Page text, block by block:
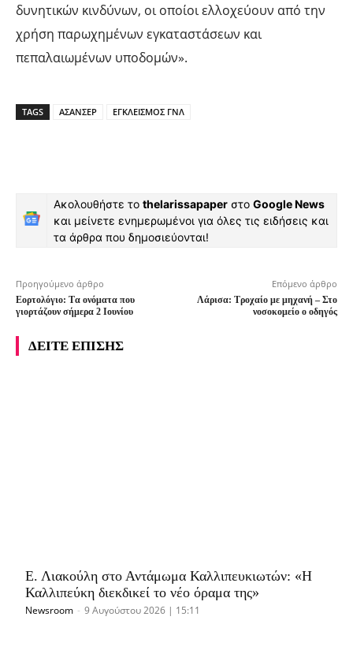
δυνητικών κινδύνων, οι οποίοι ελλοχεύουν από την
χρήση παρωχημένων εγκαταστάσεων και
πεπαλαιωμένων υποδομών».
TAGS ΑΣΑΝΣΕΡ ΕΓΚΛΕΙΣΜΟΣ ΓΝΛ
Ακολουθήστε το thelarissapaper στο Google News
και μείνετε ενημερωμένοι για όλες τις ειδήσεις και
τα άρθρα που δημοσιεύονται!
Προηγούμενο άρθρο
Εορτολόγιο: Tα ονόματα που
γιορτάζουν σήμερα 2 Ιουνίου
Επόμενο άρθρο
Λάρισα: Τροχαίο με μηχανή – Στο
νοσοκομείο ο οδηγός
ΔΕΙΤΕ ΕΠΙΣΗΣ
Ε. Λιακούλη στο Αντάμωμα Καλλιπευκιωτών: «Η
Καλλιπεύκη διεκδικεί το νέο όραμα της»
Newsroom - 9 Αυγούστου 2026 | 15:11